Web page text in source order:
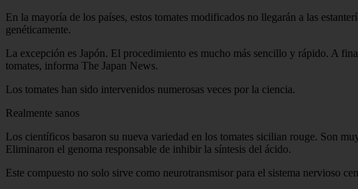
En la mayoría de los países, estos tomates modificados no llegarán a las
genéticamente.
La excepción es Japón. El procedimiento es mucho más sencillo y rápido. A
tomates, informa The Japan News.
Los tomates han sido intervenidos numerosas veces por la ciencia.
Realmente sanos
Los científicos basaron su nueva variedad en los tomates sicilian rouge. Son
Eliminaron el genoma responsable de inhibir la síntesis del ácido.
Este compuesto no solo sirve como neurotransmisor para el sistema nervioso